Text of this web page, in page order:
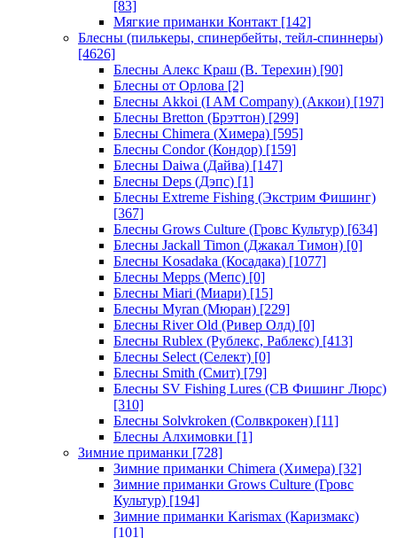
[83]
Мягкие приманки Контакт [142]
Блесны (пилькеры, спинербейты, тейл-спиннеры)
[4626]
Блесны Алекс Краш (В. Терехин) [90]
Блесны от Орлова [2]
Блесны Akkoi (I AM Company) (Аккои) [197]
Блесны Bretton (Брэттон) [299]
Блесны Chimera (Химера) [595]
Блесны Condor (Кондор) [159]
Блесны Daiwa (Дайва) [147]
Блесны Deps (Дэпс) [1]
Блесны Extreme Fishing (Экстрим Фишинг)
[367]
Блесны Grows Culture (Гровс Культур) [634]
Блесны Jackall Timon (Джакал Тимон) [0]
Блесны Kosadaka (Косадака) [1077]
Блесны Mepps (Мепс) [0]
Блесны Miari (Миари) [15]
Блесны Myran (Мюран) [229]
Блесны River Old (Ривер Олд) [0]
Блесны Rublex (Рублекс, Раблекс) [413]
Блесны Select (Селект) [0]
Блесны Smith (Смит) [79]
Блесны SV Fishing Lures (СВ Фишинг Люрс)
[310]
Блесны Solvkroken (Солвкрокен) [11]
Блесны Алхимовки [1]
Зимние приманки [728]
Зимние приманки Chimera (Химера) [32]
Зимние приманки Grows Culture (Гровс
Культур) [194]
Зимние приманки Karismax (Каризмакс)
[101]